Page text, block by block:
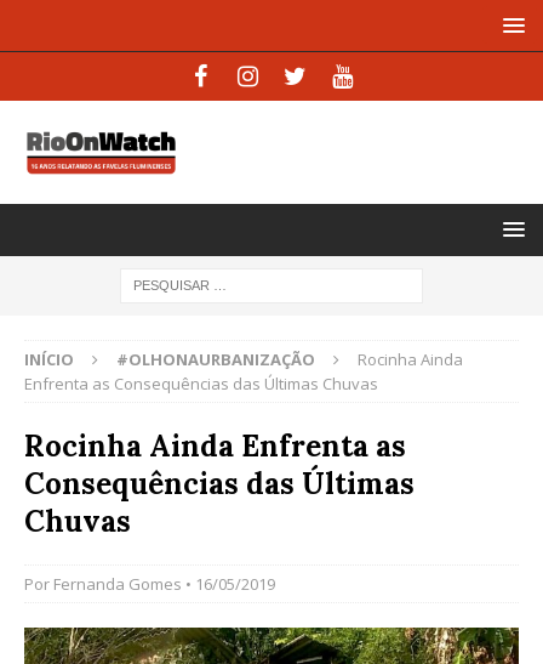
INÍCIO #OLHONAURBANIZAÇÃO
Rocinha Ainda
Enfrenta as Consequências das Últimas Chuvas
Rocinha Ainda Enfrenta as
Consequências das Últimas
Chuvas
Por Fernanda Gomes • 16/05/2019